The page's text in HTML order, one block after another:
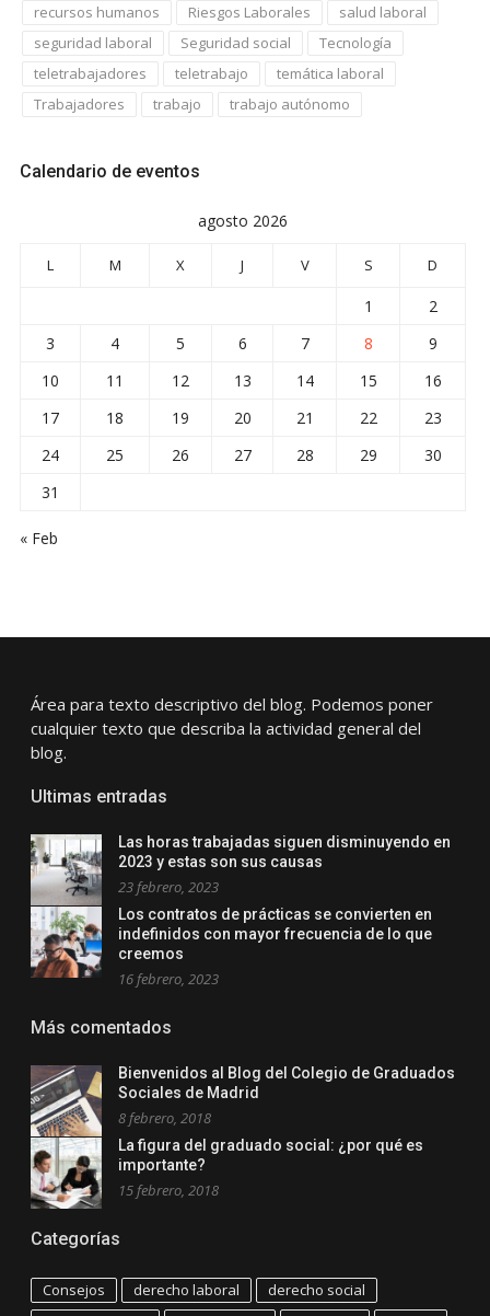
recursos humanos
Riesgos Laborales
salud laboral
seguridad laboral
Seguridad social
Tecnología
teletrabajadores
teletrabajo
temática laboral
Trabajadores
trabajo trabajo autónomo
Calendario de eventos
agosto 2026
L M X J V S D
1
2
3
4 5 6 7 8
9
10
11 12 13 14 15
16
17
18 19 20 21 22
23
24
25 26 27 28 29
30
31
« Feb
Área para texto descriptivo del blog. Podemos poner
cualquier texto que describa la actividad general del
blog.
Ultimas entradas
Las horas trabajadas siguen disminuyendo en
2023 y estas son sus causas
23 febrero, 2023
Los contratos de prácticas se convierten en
indefinidos con mayor frecuencia de lo que
creemos
16 febrero, 2023
Más comentados
Bienvenidos al Blog del Colegio de Graduados
Sociales de Madrid
8 febrero, 2018
La figura del graduado social: ¿por qué es
importante?
15 febrero, 2018
Categorías
Consejos derecho laboral
derecho social